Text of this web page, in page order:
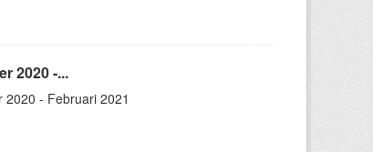
2020 -...
- Februari 2021